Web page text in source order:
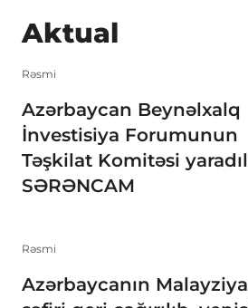
Aktual
Rəsmi
Azərbaycan Beynəlxalq
İnvestisiya Forumunun
Təşkilat Komitəsi
SƏRƏNCAM
Rəsmi
Azərbaycanın